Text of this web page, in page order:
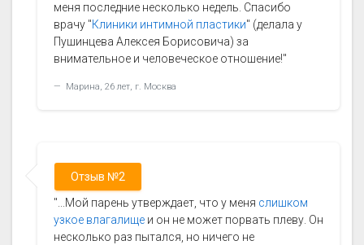
меня последние несколько недель. Спасибо
врачу "Клиники интимной пластики" (делала у
Пушинцева Алексея Борисовича) за
внимательное и человеческое отношение!"
Марина, 26 лет, г. Москва
Отзыв №2
"...Мой парень утверждает, что у меня слишком
узкое влагалищеи он не может порвать плеву. Он
несколько раз пытался, но ничего не